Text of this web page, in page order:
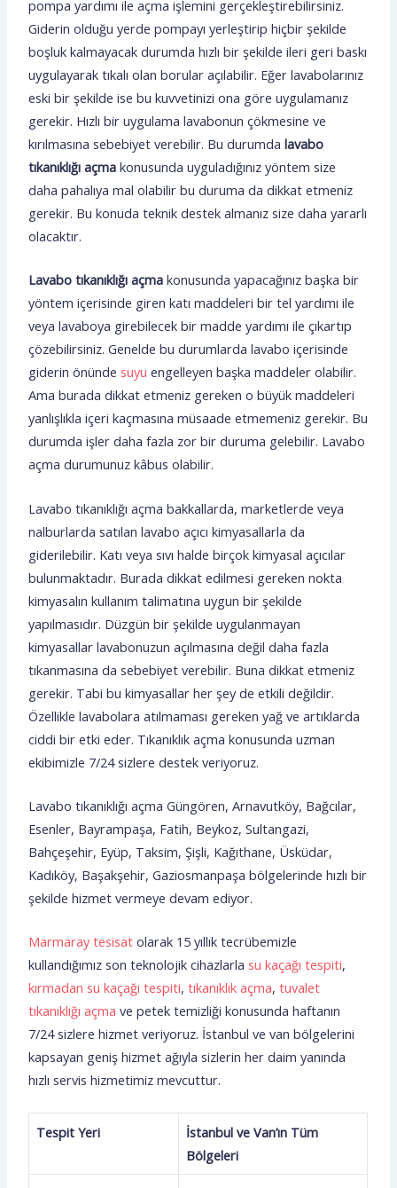
pompa yardımı ile açma işlemini gerçekleştirebilirsiniz.
Giderin olduğu yerde pompayı yerleştirip hiçbir şekilde
boşluk kalmayacak durumda hızlı bir şekilde ileri geri baskı
uygulayarak tıkalı olan borular açılabilir. Eğer lavabolarınız
eski bir şekilde ise bu kuvvetinizi ona göre uygulamanız
gerekir. Hızlı bir uygulama lavabonun çökmesine ve
kırılmasına sebebiyet verebilir. Bu durumdalavabo
tıkanıklığı açma konusunda uyguladığınız yöntem size
daha pahalıya mal olabilir bu duruma da dikkat etmeniz
gerekir. Bu konuda teknik destek almanız size daha yararlı
olacaktır.
Lavabo tıkanıklığı açma konusunda yapacağınız başka bir
yöntem içerisinde giren katı maddeleri bir tel yardımı ile
veya lavaboya girebilecek bir madde yardımı ile çıkartıp
çözebilirsiniz. Genelde bu durumlarda lavabo içerisinde
giderin önünde suyu engelleyen başka maddeler olabilir.
Ama burada dikkat etmeniz gereken o büyük maddeleri
yanlışlıkla içeri kaçmasına müsaade etmemeniz gerekir. Bu
durumda işler daha fazla zor bir duruma gelebilir. Lavabo
açma durumunuz kâbus olabilir.
Lavabo tıkanıklığı açma bakkallarda, marketlerde veya
nalburlarda satılan lavabo açıcı kimyasallarla da
giderilebilir. Katı veya sıvı halde birçok kimyasal açıcılar
bulunmaktadır. Burada dikkat edilmesi gereken nokta
kimyasalın kullanım talimatına uygun bir şekilde
yapılmasıdır. Düzgün bir şekilde uygulanmayan
kimyasallar lavabonuzun açılmasına değil daha fazla
tıkanmasına da sebebiyet verebilir. Buna dikkat etmeniz
gerekir. Tabi bu kimyasallar her şey de etkili değildir.
Özellikle lavabolara atılmaması gereken yağ ve artıklarda
ciddi bir etki eder. Tıkanıklık açma konusunda uzman
ekibimizle 7/24 sizlere destek veriyoruz.
Lavabo tıkanıklığı açma Güngören, Arnavutköy, Bağcılar,
Esenler, Bayrampaşa, Fatih, Beykoz, Sultangazi,
Bahçeşehir, Eyüp, Taksim, Şişli, Kağıthane, Üsküdar,
Kadıköy, Başakşehir, Gaziosmanpaşa bölgelerinde hızlı bir
şekilde hizmet vermeye devam ediyor.
Marmaray tesisat olarak 15 yıllık tecrübemizle
kullandığımız son teknolojik cihazlarla su kaçağı tespiti,
kırmadan su kaçağı tespiti,tıkanıklık açma,tuvalet
tıkanıklığı açma ve petek temizliği konusunda haftanın
7/24 sizlere hizmet veriyoruz. İstanbul ve van bölgelerini
kapsayan geniş hizmet ağıyla sizlerin her daim yanında
hızlı servis hizmetimiz mevcuttur.
Tespit Yeri
İstanbul ve Van’ın Tüm
Bölgeleri